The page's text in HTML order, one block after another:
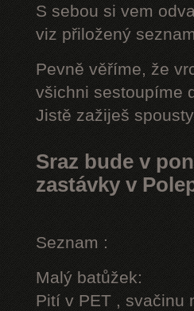
S sebou si vem
viz přiložený
Pevně věříme, že
všichni sestoupíme
Jistě zažiješ
Sraz bude v
zastávky v
Seznam :
Malý batůžek:
Pití v PET , svačinu